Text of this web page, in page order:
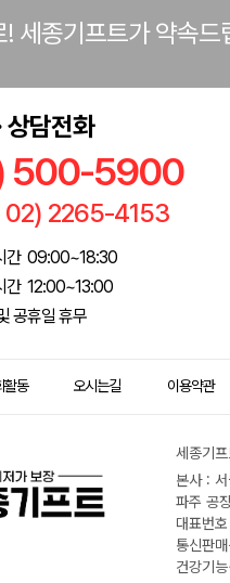
! 세종기프트가 약속드
상담전화
500-5900
02) 2265-4153
간 09:00~18:30
간 12:00~13:00
공휴일 휴무
활동 오시는길 이용약관
세종기
본사 :
파주 공
대표번
통신판
건강기